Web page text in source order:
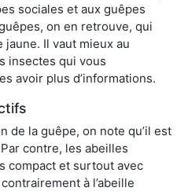
sociales et aux guêpes
on en retrouve, qui
jaune. Il vaut mieux au
insectes qui vous
avoir plus d’informations.
de la guêpe, on note qu’il est
contre, les abeilles
compact et surtout avec
à l’abeille